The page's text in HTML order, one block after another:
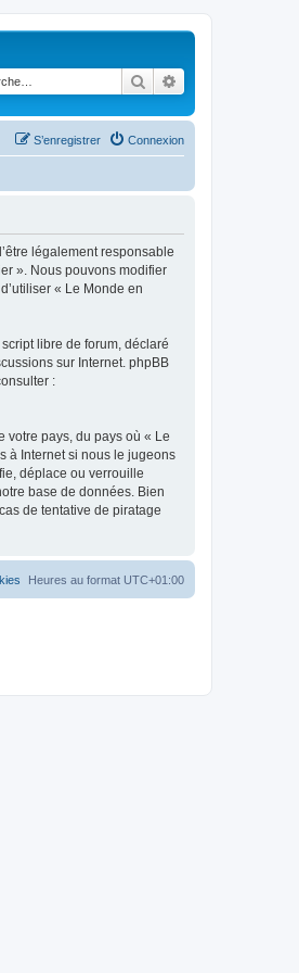
Rechercher
Connexion
S’enregistrer
légalement responsable
». Nous pouvons modifier
« Le Monde en
libre de forum, déclaré
sur Internet. phpBB
:
votre pays, du pays où « Le
à Internet si nous le jugeons
déplace ou verrouille
base de données. Bien
de tentative de piratage
Heures au format UTC+01:00